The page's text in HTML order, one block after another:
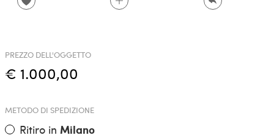
PREZZO DELL'OGGETTO
€ 1.000,00
METODO DI SPEDIZIONE
Ritiro in Milano